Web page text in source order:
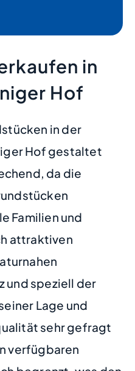
in
Hof
in der
Hof gestaltet
da die
Familien und
attraktiven
und speziell der
Lage und
sehr gefragt
verfügbaren